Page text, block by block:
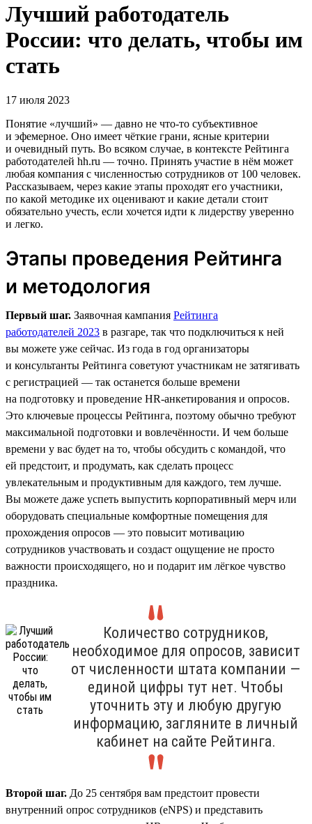
Лучший работодатель
России: что делать, чтобы им
стать
17 июля 2023
Понятие «лучший» — давно не что-то субъективное
и эфемерное. Оно имеет чёткие грани, ясные критерии
и очевидный путь. Во всяком случае, в контексте Рейтинга
работодателей hh.ru — точно. Принять участие в нём может
любая компания с численностью сотрудников от 100 человек.
Рассказываем, через какие этапы проходят его участники,
по какой методике их оценивают и какие детали стоит
обязательно учесть, если хочется идти к лидерству уверенно
и легко.
Этапы проведения Рейтинга
и методология
Первый шаг. Заявочная кампания Рейтинга
работодателей 2023 в разгаре, так что подключиться к ней
вы можете уже сейчас. Из года в год организаторы
и консультанты Рейтинга советуют участникам не затягивать
с регистрацией — так останется больше времени
на подготовку и проведение HR-анкетирования и опросов.
Это ключевые процессы Рейтинга, поэтому обычно требуют
максимальной подготовки и вовлечённости. И чем больше
времени у вас будет на то, чтобы обсудить с командой, что
ей предстоит, и продумать, как сделать процесс
увлекательным и продуктивным для каждого, тем лучше.
Вы можете даже успеть выпустить корпоративный мерч или
оборудовать специальные комфортные помещения для
прохождения опросов — это повысит мотивацию
сотрудников участвовать и создаст ощущение не просто
важности происходящего, но и подарит им лёгкое чувство
праздника.
Количество сотрудников,
необходимое для опросов, зависит
от численности штата компании —
единой цифры тут нет. Чтобы
уточнить эту и любую другую
информацию, загляните в личный
кабинет на сайте Рейтинга.
Второй шаг. До 25 сентября вам предстоит провести
внутренний опрос сотрудников (eNPS) и представить